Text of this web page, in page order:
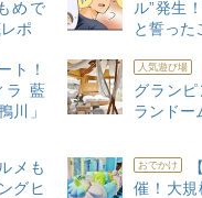
めで
ポ
ル”発生
と誓った
ト！
ラ 藍
川」
人気遊び場
グラン
ランドー
メも
グヒ
おでかけ
催！大規